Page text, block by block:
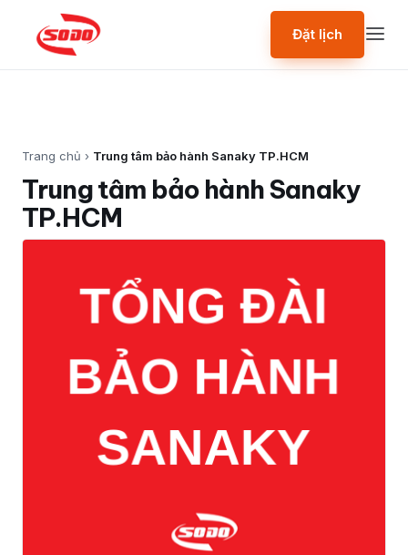
Đặt lịch
Trang chủ › Trung tâm bảo hành Sanaky TP.HCM
Trung tâm bảo hành Sanaky
TP.HCM